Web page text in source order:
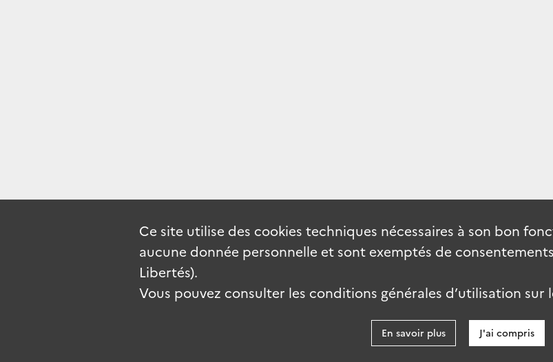
Ce site utilise des cookies techniques nécessaires à son bon
aucune donnée personnelle et sont exemptés de
Libertés).
Vous pouvez consulter les conditions générales d’utilisation sur
En savoir plus J'ai compris